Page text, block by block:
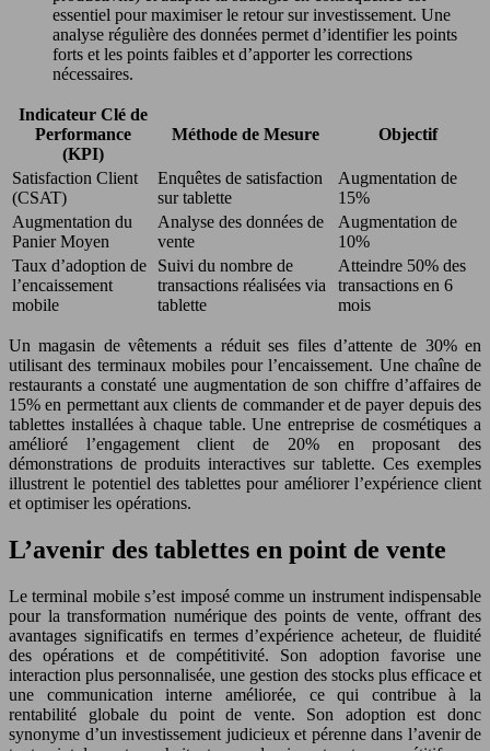
essentiel pour maximiser le retour sur investissement. Une
analyse régulière des données permet d’identifier les points
forts et les points faibles et d’apporter les corrections
nécessaires.
Indicateur Clé de
Performance
(KPI)
Méthode de Mesure Objectif
Satisfaction Client
(CSAT)
Enquêtes de satisfaction
sur tablette
Augmentation de
15%
Augmentation du
Panier Moyen
Analyse des données de
vente
Augmentation de
10%
Taux d’adoption de
l’encaissement
mobile
Suivi du nombre de
transactions réalisées via
tablette
Atteindre 50% des
transactions en 6
mois
Un magasin de vêtements a réduit ses files d’attente de 30% en
utilisant des terminaux mobiles pour l’encaissement. Une chaîne de
restaurants a constaté une augmentation de son chiffre d’affaires de
15% en permettant aux clients de commander et de payer depuis des
tablettes installées à chaque table. Une entreprise de cosmétiques a
amélioré l’engagement client de 20% en proposant des
démonstrations de produits interactives sur tablette. Ces exemples
illustrent le potentiel des tablettes pour améliorer l’expérience client
et optimiser les opérations.
L’avenir des tablettes en point de vente
Le terminal mobile s’est imposé comme un instrument indispensable
pour la transformation numérique des points de vente, offrant des
avantages significatifs en termes d’expérience acheteur, de fluidité
des opérations et de compétitivité. Son adoption favorise une
interaction plus personnalisée, une gestion des stocks plus efficace et
une communication interne améliorée, ce qui contribue à la
rentabilité globale du point de vente. Son adoption est donc
synonyme d’un investissement judicieux et pérenne dans l’avenir de